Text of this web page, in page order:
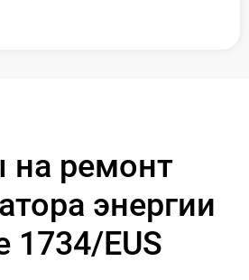
на ремонт
энергии
1734/EUS